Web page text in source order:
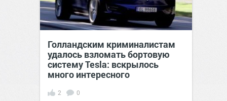
Голландским криминалистам
удалось взломать бортовую
систему Tesla: вскрылось
много интересного
2 0